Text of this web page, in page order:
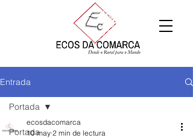
Entrada
Portada
Portada
ecosdacomarca
10 may 2 min de lectura